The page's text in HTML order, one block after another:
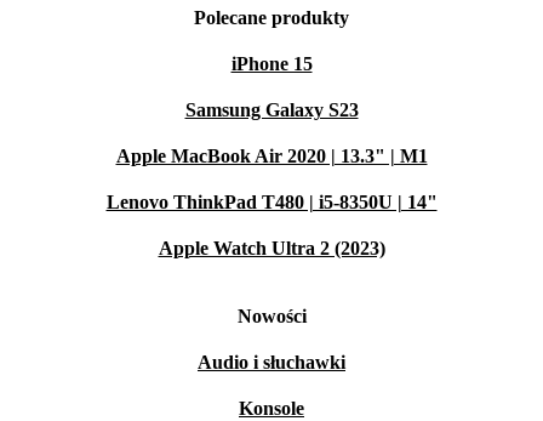
Polecane produkty
iPhone 15
Samsung Galaxy S23
Apple MacBook Air 2020 | 13.3" | M1
Lenovo ThinkPad T480 | i5-8350U | 14"
Apple Watch Ultra 2 (2023)
Nowości
Audio i słuchawki
Konsole